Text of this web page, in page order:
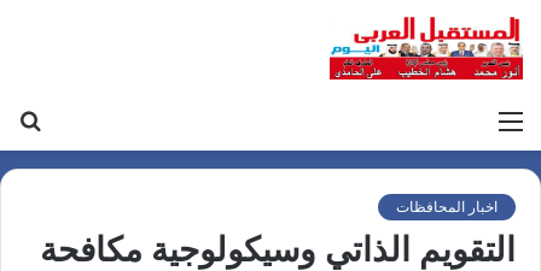
اخبار المحافظات
التقويم الذاتي وسيكولوجية مكافحة